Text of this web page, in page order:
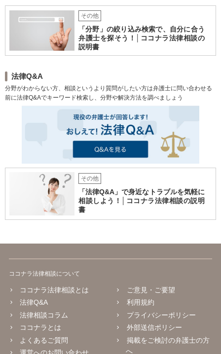
とやお悩みがございました
ら、お気軽にご相談くださ
い。
その他
「分野」の絞り込み検索で、自分に合う
弁護士を探そう！│ココナラ法律相談の
説明書
法律Q&A
分野がわからない方、相談というより質問がしたい方は弁護士に問い合わせる
前に法律Q&Aでキーワード検索し、分野や解決方法を調べましょう
その他
「法律Q&A」で身近なトラブルを気軽に
相談しよう！│ココナラ法律相談の説明
書
ココナラ法律相談について
ココナラ法律相談とは
法律Q&A
法律相談コラム
ココナラとは
よくあるご質問
ご意見・ご要望
利用規約
プライバシーポリシー
外部送信ポリシー
掲載をご検討の弁護士の方
へ